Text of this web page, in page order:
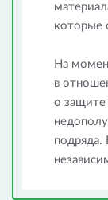
которые
На
в
о защите
подряда.